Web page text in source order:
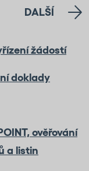
DALŠÍ
žádostí
doklady
ověřování
a listin